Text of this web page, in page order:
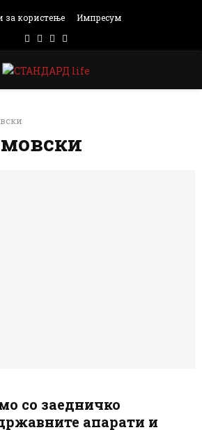
за користење Импресум
Facebook
Instagram
Email
со заедничко
апарати и